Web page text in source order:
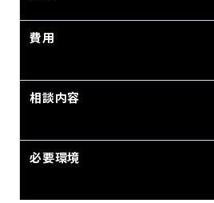
費用
相談内容
必要環境